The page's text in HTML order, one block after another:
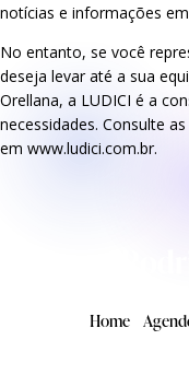
notícias e informações
No entanto, se você
deseja levar até a sua
Orellana, a LUDICI é a
necessidades. Consulte
em www.ludici.com.br.
Home